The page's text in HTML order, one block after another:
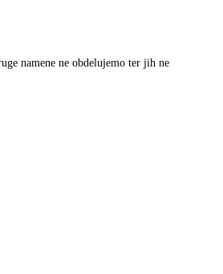
namene ne obdelujemo ter jih ne